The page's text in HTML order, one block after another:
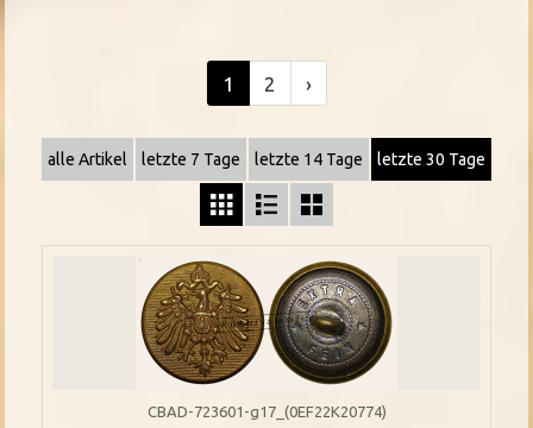
1 2 ›
alle Artikel letzte 7 Tage letzte 14 Tage letzte 30 Tage
  
CBAD-723601-g17_(0EF22K20774)